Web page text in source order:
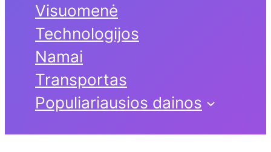
Visuomenė
Technologijos
Namai
Transportas
Populiariausios dainos